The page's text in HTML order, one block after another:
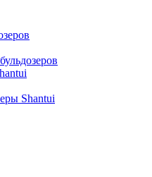
Shantui